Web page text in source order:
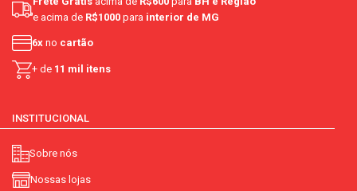
e acima de R$1000 para interior de MG
6x no cartão
+ de 11 mil itens
INSTITUCIONAL
Sobre nós
Nossas lojas